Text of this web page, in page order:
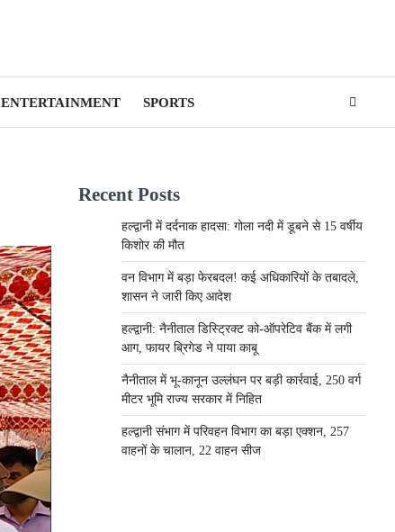
ENTERTAINMENT SPORTS
Recent Posts
हल्द्वानी में दर्दनाक हादसा: गोला नदी में डूबने से 15 वर्षीय
किशोर की मौत
वन विभाग में बड़ा फेरबदल! कई अधिकारियों के तबादले,
शासन ने जारी किए आदेश
हल्द्वानी: नैनीताल डिस्ट्रिक्ट को-ऑपरेटिव बैंक में लगी
आग, फायर ब्रिगेड ने पाया काबू
नैनीताल में भू-कानून उल्लंघन पर बड़ी कार्रवाई, 250 वर्ग
मीटर भूमि राज्य सरकार में निहित
हल्द्वानी संभाग में परिवहन विभाग का बड़ा एक्शन, 257
वाहनों के चालान, 22 वाहन सीज